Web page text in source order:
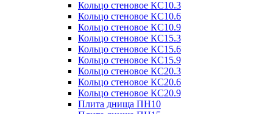
Кольцо стеновое КС10.3
Кольцо стеновое КС10.6
Кольцо стеновое КС10.9
Кольцо стеновое КС15.3
Кольцо стеновое КС15.6
Кольцо стеновое КС15.9
Кольцо стеновое КС20.3
Кольцо стеновое КС20.6
Кольцо стеновое КС20.9
Плита днища ПН10